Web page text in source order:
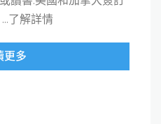
了解詳情
更多